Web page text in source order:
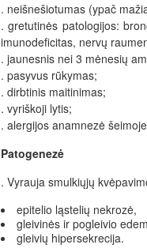
. neišnešiotumas (ypač
. gretutinės patologijos:
imunodeficitas, nervų
. jaunesnis nei 3 mėnesių
. pasyvus rūkymas;
. dirbtinis maitinimas;
. vyriškoji lytis;
. alergijos anamnezė
Patogenezė
. Vyrauja smulkiųjų
epitelio ląstelių nekrozė,
gleivinės ir pogleivio
gleivių hipersekrecija.